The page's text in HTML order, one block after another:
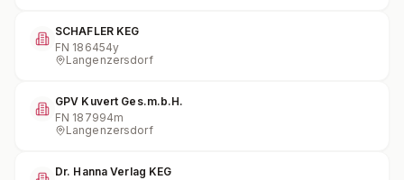
SCHAFLER KEG
FN 186454y
Langenzersdorf
GPV Kuvert Ges.m.b.H.
FN 187994m
Langenzersdorf
Dr. Hanna Verlag KEG